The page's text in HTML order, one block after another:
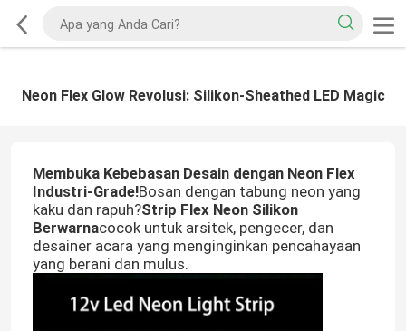
Neon Flex Glow Revolusi: Silikon-Sheathed LED Magic
Membuka Kebebasan Desain dengan Neon Flex
Industri-Grade!Bosan dengan tabung neon yang
kaku dan rapuh?Strip Flex Neon Silikon
Berwarnacocok untuk arsitek, pengecer, dan
desainer acara yang menginginkan pencahayaan
yang berani dan mulus.